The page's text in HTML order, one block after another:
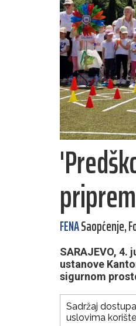
FENASaopćenje,
SARAJEVO,
ustanove
sigurnom
Sadržaj
uslovima